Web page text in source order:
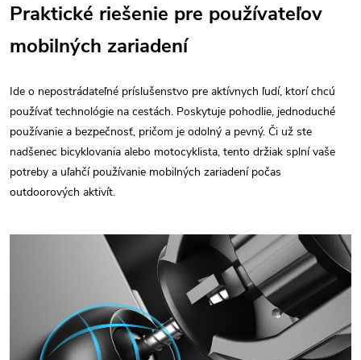
Praktické riešenie pre používateľov
mobilných zariadení
Ide o nepostrádateľné príslušenstvo pre aktívnych ľudí, ktorí chcú
používať technológie na cestách. Poskytuje pohodlie, jednoduché
používanie a bezpečnosť, pričom je odolný a pevný. Či už ste
nadšenec bicyklovania alebo motocyklista, tento držiak splní vaše
potreby a uľahčí používanie mobilných zariadení počas
outdoorových aktivít.